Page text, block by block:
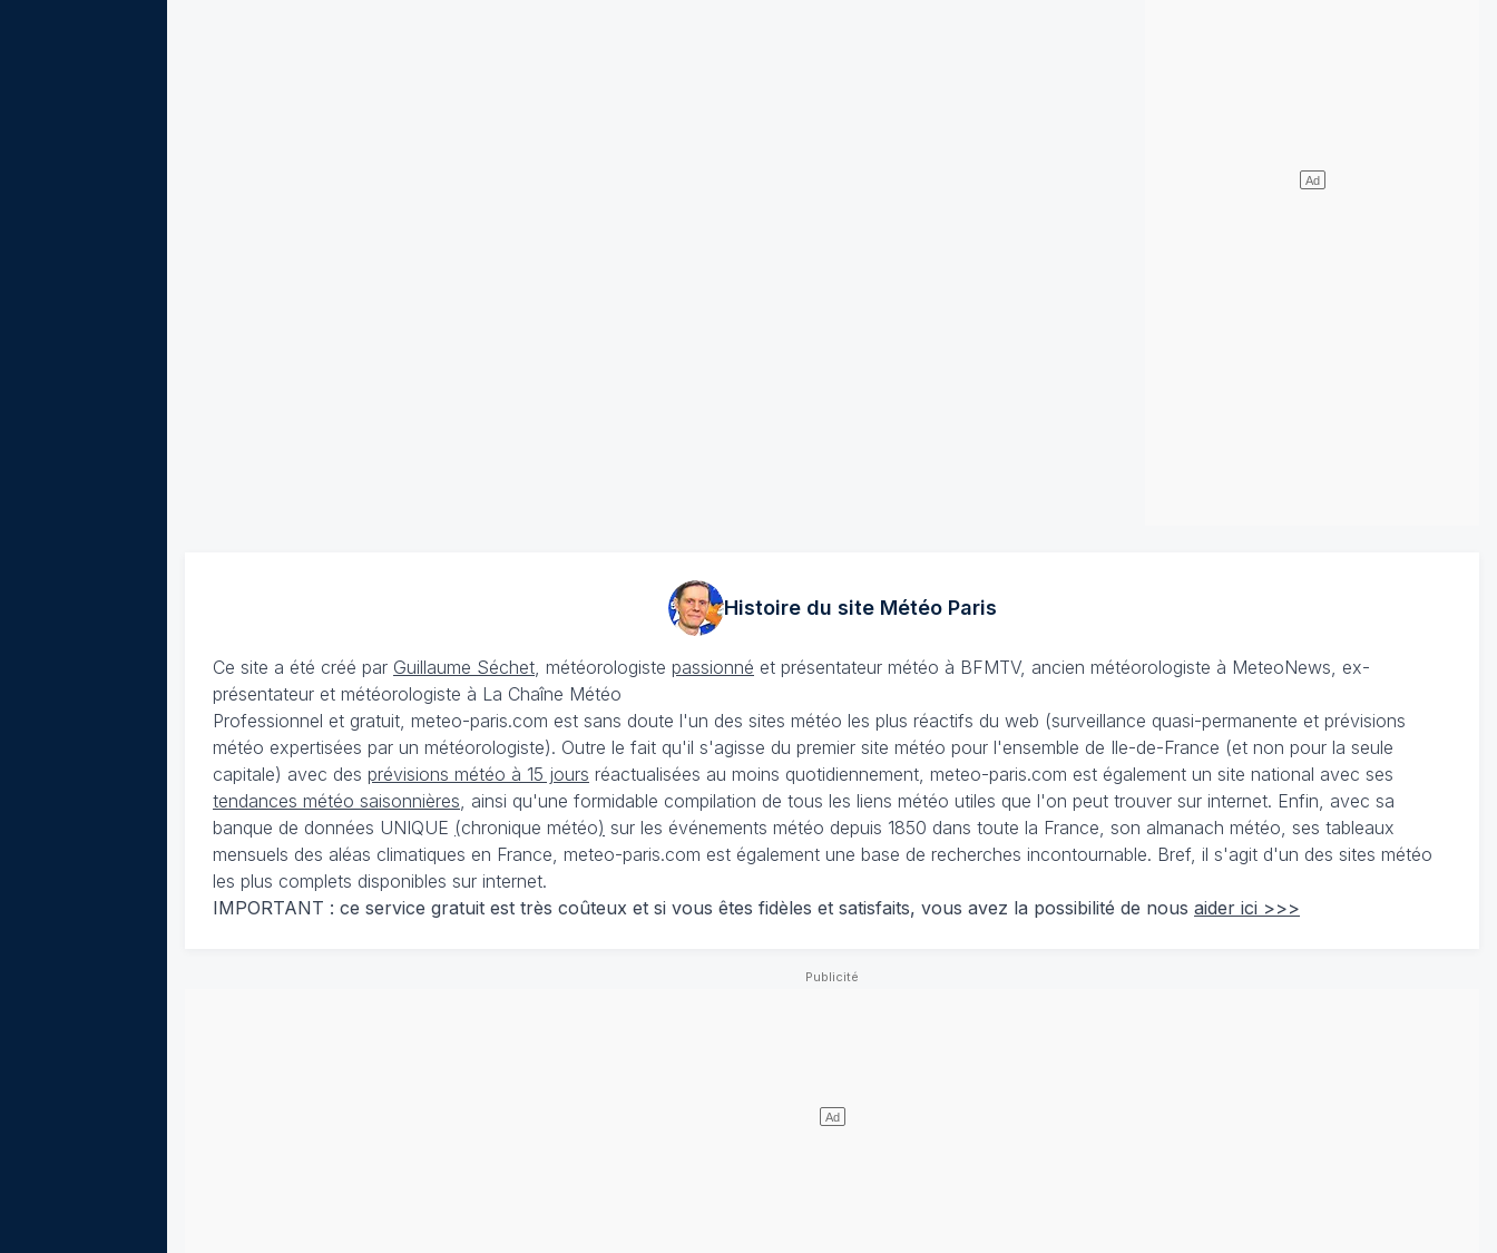
Histoire du site MétéoParis
Ce site a été créé par Guillaume Séchet , météorologiste passionné et présentateur météo à BFMTV, ancien météorologiste à MeteoNews, ex-
présentateur et météorologiste à La Chaîne Météo
Professionnel et gratuit, meteo-paris.com est sans doute l'un des sites météo les plus réactifs du web (surveillance quasi-permanente et prévisions
météo expertisées par un météorologiste). Outre le fait qu'il s'agisse du premier site météo pour l'ensemble de Ile-de-France (et non pour la seule
capitale) avec des prévisions météo à 15 jours réactualisées au moins quotidiennement, meteo-paris.com est également un site national avec ses
tendances météo saisonnières , ainsi qu'une formidable compilation de tous les liens météo utiles que l'on peut trouver sur internet. Enfin, avec sa
banque de données UNIQUE (chronique météo) sur les événements météo depuis 1850 dans toute la France, son almanach météo, ses tableaux
mensuels des aléas climatiques en France, meteo-paris.com est également une base de recherches incontournable. Bref, il s'agit d'un des sites météo
les plus complets disponibles sur internet.
IMPORTANT : ce service gratuit est très coûteux et si vous êtes fidèles et satisfaits, vous avez la possibilité de nous aider ici >>>